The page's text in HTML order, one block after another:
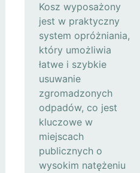
Kosz wyposażony
jest w praktyczny
system opróżniania,
który umożliwia
łatwe i szybkie
usuwanie
zgromadzonych
odpadów, co jest
kluczowe w
miejscach
publicznych o
wysokim natężeniu